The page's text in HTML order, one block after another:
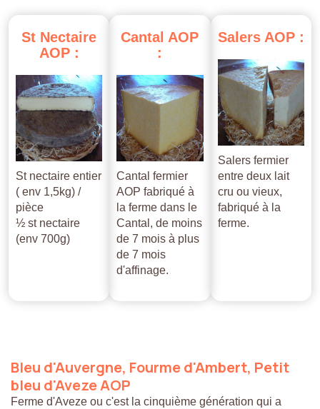
St Nectaire
AOP :
St nectaire entier
( env 1,5kg) /
pièce
½ st nectaire
(env 700g)
Cantal AOP
:
Cantal fermier
AOP fabriqué à
la ferme dans le
Cantal, de moins
de 7 mois à plus
de 7 mois
d'affinage.
Salers AOP :
Salers fermier
entre deux lait
cru ou vieux,
fabriqué à la
ferme.
Bleu d'Auvergne, Fourmed'Ambert, Petit
bleu d'AvezeAOP
Ferme d'Aveze ou c'est la cinquième génération qui a